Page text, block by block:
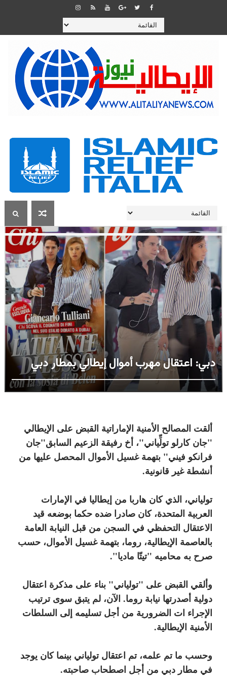
دبي: اعتقال مهرب أموال إيطالي بمطار دبي
ألقت المصالح الأمنية الإماراتية القبض على الإيطالي
"جان كارلو تولِّياني"، أخ رفيقة الزعيم السابق"جان
فرانكو فيني" بتهمة غسيل الأموال المحصل عليها من
أنشطة غير قانونية.
تولياني، الذي كان هاربا من إيطاليا في الإمارات
العربية المتحدة، كان صادرا ضده حكما بوضعه قيد
الاعتقال التحفظي في السجن من قبل النيابة العامة
بالعاصمة الإيطالية، روما، بتهمة غسيل الأموال، حسب
صرح به محاميه "تيتّا ماديا".
وألقي القبض على "تولياني" بناء على مذكرة اعتقال
دولية أصدرتها نيابة روما. الآن، لم يتبق سوى ترتيب
الإجراء ات الضرورية من أجل تسليمه إلى السلطات
الأمنية الإيطالية.
وحسب ما تم علمه، تم اعتقال تولياني بينما كان يوجد
في مطار دبي من أجل اصطحاب صاحبته.